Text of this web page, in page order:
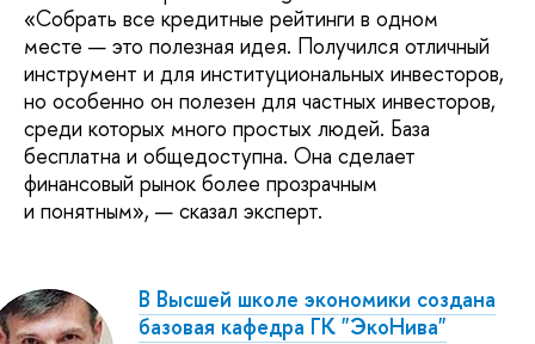
«Собрать все кредитные рейтинги в одном
месте — это полезная идея. Получился отличный
инструмент и для институциональных инвесторов,
но особенно он полезен для частных инвесторов,
среди которых много простых людей. База
бесплатна и общедоступна. Она сделает
финансовый рынок более прозрачным
и понятным», — сказал эксперт.
В Высшей школе экономики создана
базовая кафедра ГК "ЭкоНива"